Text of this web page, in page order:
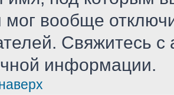
мог вообще
Свяжитесь
информации.